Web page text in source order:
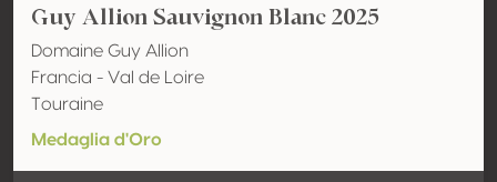
Guy Allion Sauvignon Blanc 2025
Domaine Guy Allion
Francia - Val de Loire
Touraine
Medaglia d'Oro